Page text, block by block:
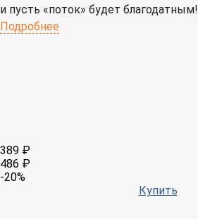
и пусть «поток» будет благодатным!
Подробнее
389 ₽
486 ₽
-20%
Купить